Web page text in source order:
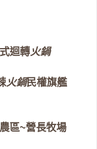
迴轉火鍋
火鍋民權旗艦
區~營長牧場